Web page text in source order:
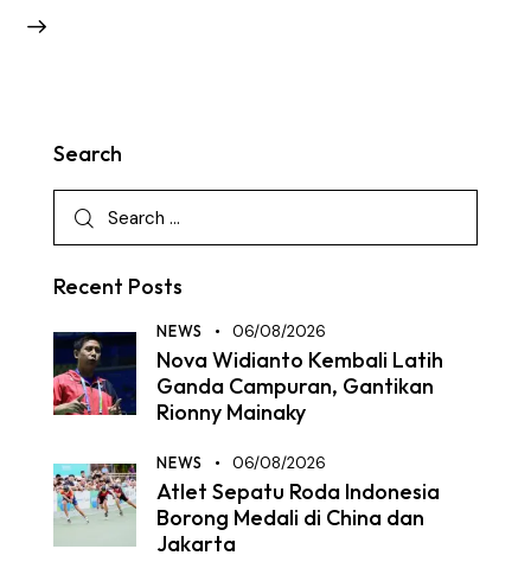
Search
Recent Posts
NEWS 06/08/2026
Nova Widianto Kembali Latih
Ganda Campuran, Gantikan
Rionny Mainaky
NEWS 06/08/2026
Atlet Sepatu Roda Indonesia
Borong Medali di China dan
Jakarta